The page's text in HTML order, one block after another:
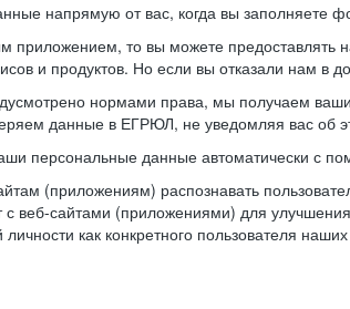
напрямую от вас, когда вы заполняете
приложением, то вы можете
и продуктов. Но если вы отказали нам в
нормами права, мы получаем
данные в ЕГРЮЛ, не уведомляя вас об
персональные данные автоматически с
(приложениям) распознавать
с веб-сайтами (приложениями) для
как конкретного пользователя